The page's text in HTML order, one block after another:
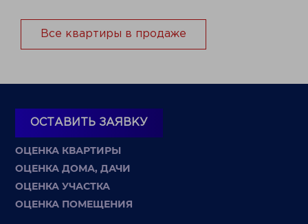
Все квартиры в продаже
ОСТАВИТЬ ЗАЯВКУ
ОЦЕНКА КВАРТИРЫ
ОЦЕНКА ДОМА, ДАЧИ
ОЦЕНКА УЧАСТКА
ОЦЕНКА ПОМЕЩЕНИЯ